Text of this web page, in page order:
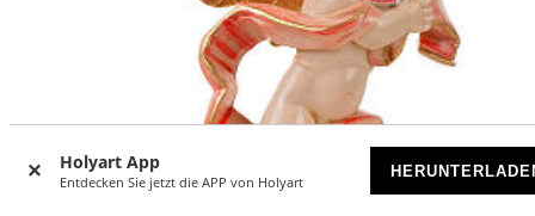
Holyart App
Entdecken Sie jetzt die APP von Holyart